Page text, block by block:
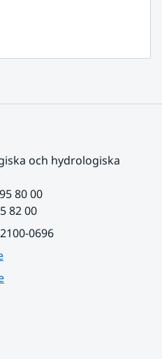
och hydrologiska
80 00
82 00
0696